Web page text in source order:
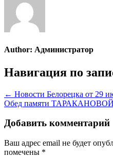
Author: Администратор
Навигация по
← Новости Белорецка от 29
Обед памяти
Добавить комментарий
Ваш адрес email не будет
помечены *